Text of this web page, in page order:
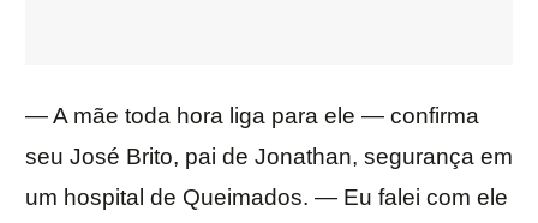
— A mãe toda hora liga para ele — confirma
seu José Brito, pai de Jonathan, segurança em
um hospital de Queimados. — Eu falei com ele